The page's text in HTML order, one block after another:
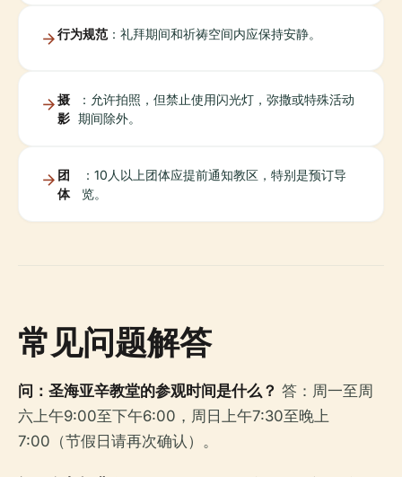
行为规范 ：礼拜期间和祈祷空间内应保持安静。
摄
影
：允许拍照，但禁止使用闪光灯，弥撒或特殊活动
期间除外。
团
体
：10人以上团体应提前通知教区，特别是预订导
览。
常见问题解答
问：圣海亚辛教堂的参观时间是什么？ 答：周一至周
六上午9:00至下午6:00，周日上午7:30至晚上
7:00（节假日请再次确认）。